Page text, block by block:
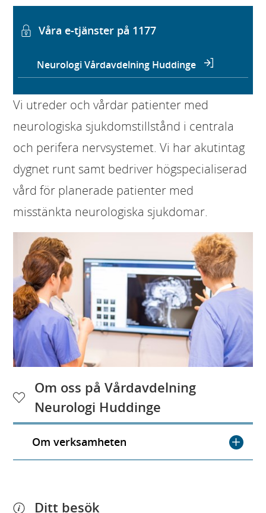
Våra e-tjänster på 1177
Neurologi Vårdavdelning Huddinge
Vi utreder och vårdar patienter med
neurologiska sjukdomstillstånd i centrala
och perifera nervsystemet. Vi har akutintag
dygnet runt samt bedriver högspecialiserad
vård för planerade patienter med
misstänkta neurologiska sjukdomar.
Om oss på Vårdavdelning
Neurologi Huddinge
Om verksamheten
Ditt besök